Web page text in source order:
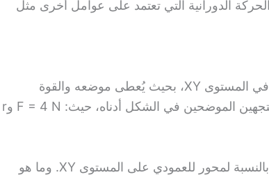
الدورانية التي تعتمد على عوامل أخرى مثل
يتحرك جسم نقطي كتلته (2 kg) في المستوى XY، بحيث يُعطى موضعه والقوة
المؤثرة عليه في لحظة معينة بالمتجهين الموضحين في الشكل أدناه، حيث: F = 4 N وr
احسب العزم المؤثر على الجسم بالنسبة لمحور للعمودي على المستوى XY. وما هو